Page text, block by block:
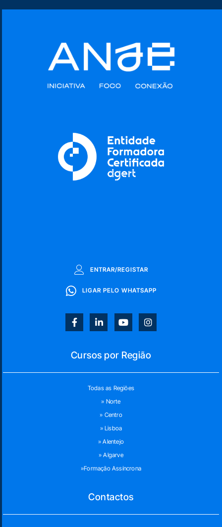
ENTRAR/REGISTAR
LIGAR PELO WHATSAPP
Cursos por Região
Todas as Regiões
» Norte
» Centro
» Lisboa
» Alentejo
» Algarve
»Formação Assíncrona
Contactos